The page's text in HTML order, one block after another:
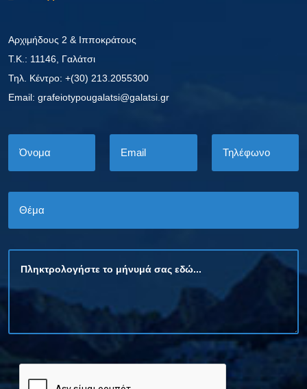
Αρχιμήδους 2 & Ιπποκράτους
Τ.Κ.: 11146, Γαλάτσι
Τηλ. Κέντρο: +(30) 213.2055300
Εmail: grafeiotypougalatsi@galatsi.gr